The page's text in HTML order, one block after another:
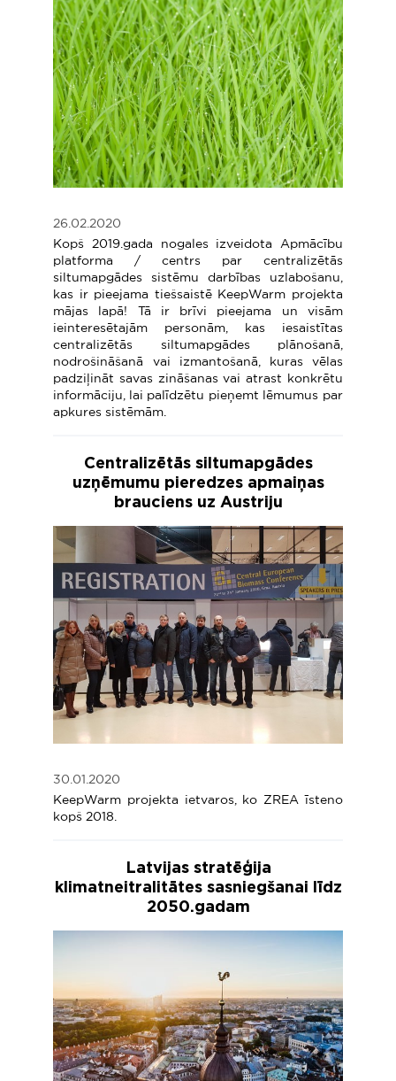
26.02.2020
Kopš 2019.gada nogales izveidota Apmācību
platforma / centrs par centralizētās
siltumapgādes sistēmu darbības uzlabošanu,
kas ir pieejama tiešsaistē KeepWarm projekta
mājas lapā! Tā ir brīvi pieejama un visām
ieinteresētajām personām, kas iesaistītas
centralizētās siltumapgādes plānošanā,
nodrošināšanā vai izmantošanā, kuras vēlas
padziļināt savas zināšanas vai atrast konkrētu
informāciju, lai palīdzētu pieņemt lēmumus par
apkures sistēmām.
Centralizētās siltumapgādes
uzņēmumu pieredzes apmaiņas
brauciens uz Austriju
30.01.2020
KeepWarm projekta ietvaros, ko ZREA īsteno
kopš 2018.
Latvijas stratēģija
klimatneitralitātes sasniegšanai līdz
2050.gadam